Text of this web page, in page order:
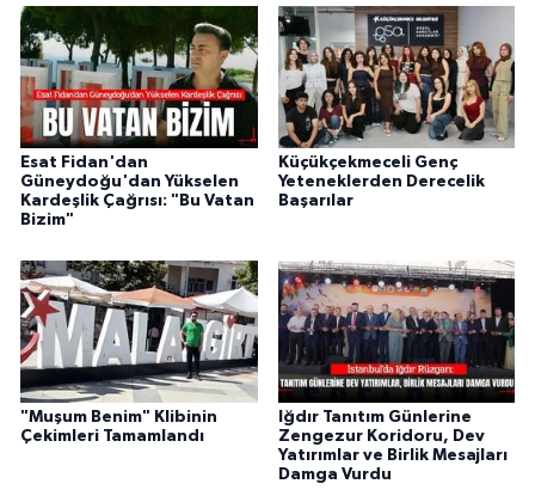
Esat Fidan'dan
Güneydoğu'dan Yükselen
Kardeşlik Çağrısı: "Bu Vatan
Bizim"
Küçükçekmeceli Genç
Yeteneklerden Derecelik
Başarılar
"Muşum Benim" Klibinin
Çekimleri Tamamlandı
Iğdır Tanıtım Günlerine
Zengezur Koridoru, Dev
Yatırımlar ve Birlik Mesajları
Damga Vurdu